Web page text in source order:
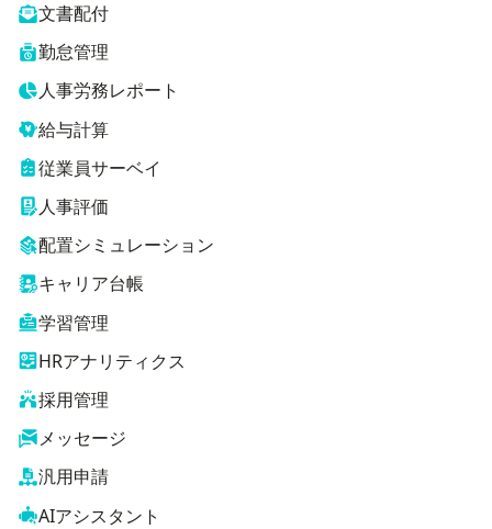
文書配付
勤怠管理
人事労務レポート
給与計算
従業員サーベイ
人事評価
配置シミュレーション
キャリア台帳
学習管理
HRアナリティクス
採用管理
メッセージ
汎用申請
AIアシスタント